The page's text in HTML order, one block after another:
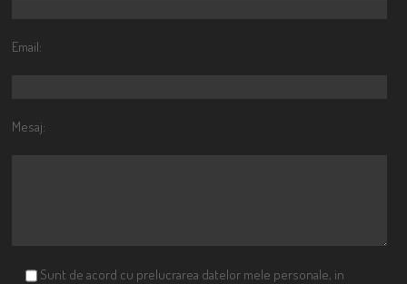
Email:
Mesaj:
Sunt de acord cu prelucrarea datelor mele personale, in